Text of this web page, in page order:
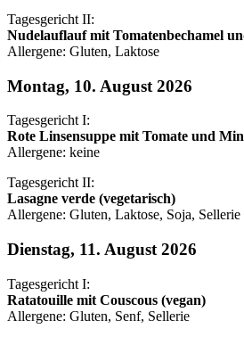
Tagesgericht II:
Nudelauflauf mit Tomatenbechamel
Allergene: Gluten, Laktose
Montag, 10. August 2026
Tagesgericht I:
Rote Linsensuppe mit Tomate und
Allergene: keine
Tagesgericht II:
Lasagne verde (vegetarisch)
Allergene: Gluten, Laktose, Soja, Sellerie
Dienstag, 11. August 2026
Tagesgericht I:
Ratatouille mit Couscous (vegan)
Allergene: Gluten, Senf, Sellerie